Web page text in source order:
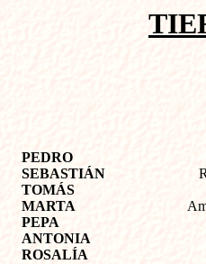
PEDRO
SEBASTIÁN
TOMÁS
MARTA
PEPA
ANTONIA
ROSALÍA